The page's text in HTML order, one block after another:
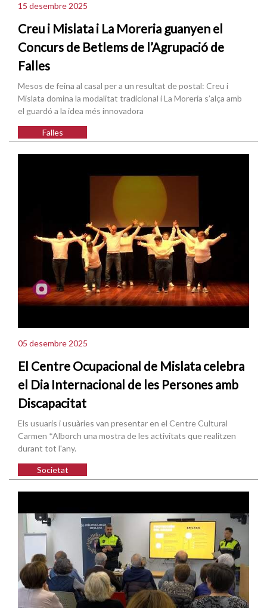
15 desembre 2025
Creu i Mislata i La Moreria guanyen el
Concurs de Betlems de l’Agrupació de
Falles
Mesos de feina al casal per a un resultat de postal: Creu i
Mislata domina la modalitat tradicional i La Moreria s’alça amb
el guardó a la idea més innovadora
Falles
05 desembre 2025
El Centre Ocupacional de Mislata celebra
el Dia Internacional de les Persones amb
Discapacitat
Els usuaris i usuàries van presentar en el Centre Cultural
Carmen *Alborch una mostra de les activitats que realitzen
durant tot l'any.
Societat